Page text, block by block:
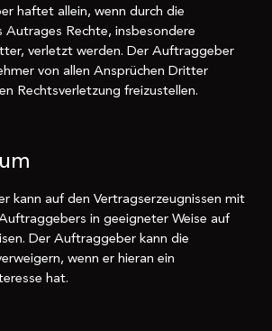
haftet allein, wenn durch die
Autrages Rechte, insbesondere
verletzt werden. Der Auftraggeber
von allen Ansprüchen Dritter
Rechtsverletzung freizustellen.
kann auf den Vertragserzeugnissen mit
in geeigneter Weise auf
Der Auftraggeber kann die
wenn er hieran ein
hat.